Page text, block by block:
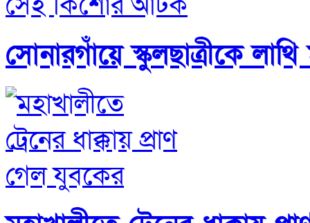
সোনারগাঁয়ে স্কুলছাত্রীকে